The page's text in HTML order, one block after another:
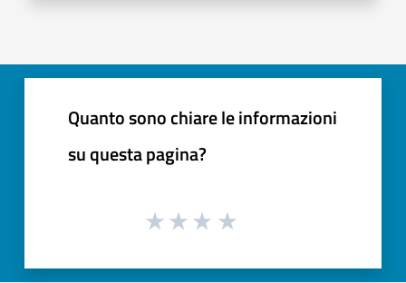
Quanto sono chiare le informazioni
su questa pagina?